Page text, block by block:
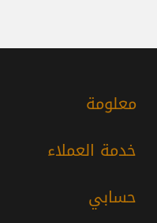
معلومة
خدمة العملاء
حسابي